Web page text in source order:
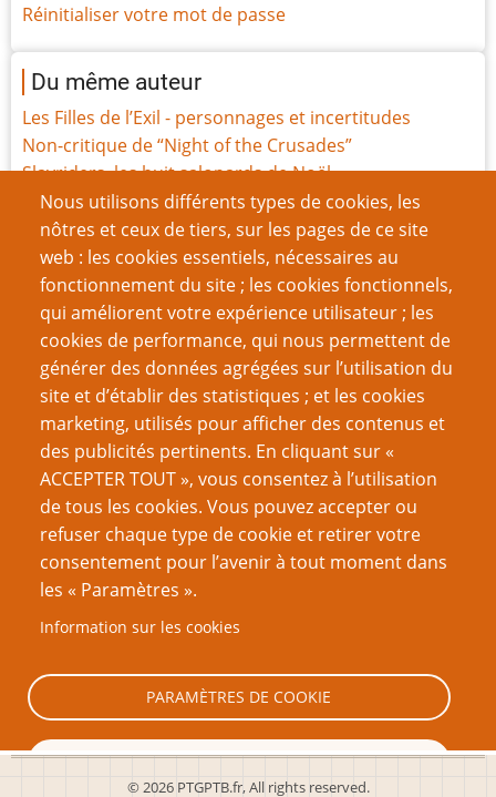
Nous utilisons différents types de cookies, les
nôtres et ceux de tiers, sur les pages de ce site
web : les cookies essentiels, nécessaires au
fonctionnement du site ; les cookies fonctionnels,
qui améliorent votre expérience utilisateur ; les
cookies de performance, qui nous permettent de
générer des données agrégées sur l’utilisation du
site et d’établir des statistiques ; et les cookies
marketing, utilisés pour afficher des contenus et
des publicités pertinents. En cliquant sur «
ACCEPTER TOUT », vous consentez à l’utilisation
de tous les cookies. Vous pouvez accepter ou
refuser chaque type de cookie et retirer votre
consentement pour l’avenir à tout moment dans
les « Paramètres ».
Information sur les cookies
PARAMÈTRES DE COOKIE
TOUT REFUSER
Réinitialiser votre mot de passe
Du même auteur
Les Filles de l’Exil - personnages et incertitudes
Non-critique de “Night of the Crusades”
Slayriders, les huit salopards de Noël
La Belle Époqualypse
Les Filles de l'Exil, la révision
Jeu de rôle et “The Righteous Mind”
Construisez votre propre Boîte à jouets de campagne
Les Filles de l'Exil, le JdR
Les Filles de l’Exil, le Making-of
Joueurs contre la misogynie
Pagination
Page
précédente
‹‹ 7
Page
suivante
››
VOUS AIMEREZ AUSSI
Laissez-vous porter par le jeu
Les Postures des joueurs
La Théorie rôliste pour les nuls
3
© 2026 PTGPTB.fr, All rights reserved.